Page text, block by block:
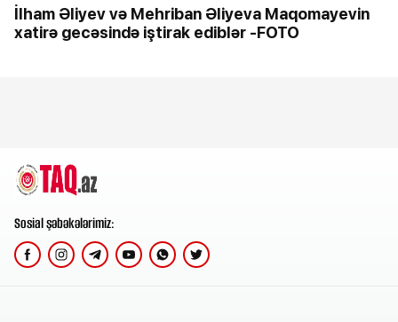
İlham Əliyev və Mehriban Əliyeva Maqomayevin
xatirə gecəsində iştirak ediblər -FOTO
Sosial şəbəkələrimiz: